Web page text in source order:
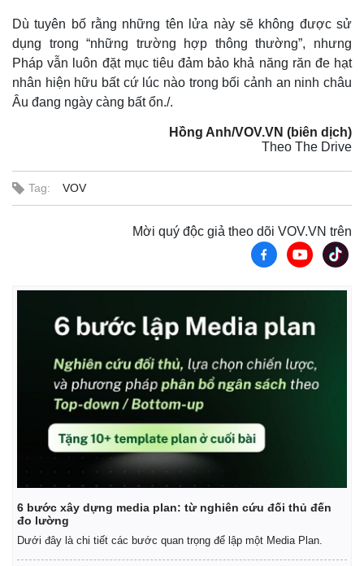
Dù tuyên bố rằng những tên lửa này sẽ không được sử
dụng trong “những trường hợp thông thường”, nhưng
Pháp vẫn luôn đặt mục tiêu đảm bảo khả năng răn đe hạt
nhân hiện hữu bất cứ lúc nào trong bối cảnh an ninh châu
Âu đang ngày càng bất ổn./.
Hồng Anh/VOV.VN (biên dịch)
Theo The Drive
Tag: VOV
Mời quý độc giả theo dõi VOV.VN trên
6 bước xây dựng media plan: từ nghiên cứu đối thủ đến
đo lường
Dưới đây là chi tiết các bước quan trọng để lập một Media Plan.